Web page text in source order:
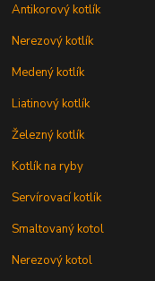
Antikorový kotlík
Nerezový kotlík
Medený kotlík
Liatinový kotlík
Železný kotlík
Kotlík na ryby
Servírovací kotlík
Smaltovaný kotol
Nerezový kotol